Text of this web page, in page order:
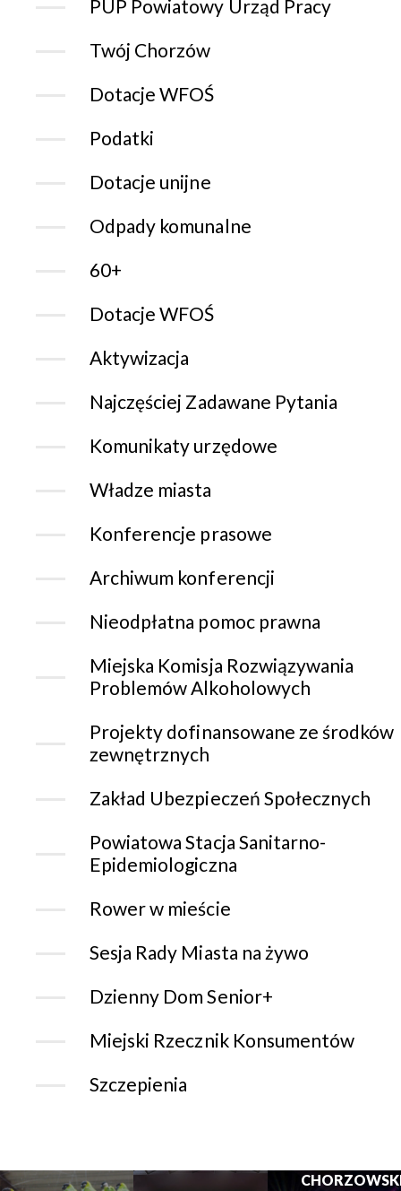
PUP Powiatowy Urząd Pracy
Twój Chorzów
Dotacje WFOŚ
Podatki
Dotacje unijne
Odpady komunalne
60+
Dotacje WFOŚ
Aktywizacja
Najczęściej Zadawane Pytania
Komunikaty urzędowe
Władze miasta
Konferencje prasowe
Archiwum konferencji
Nieodpłatna pomoc prawna
Miejska Komisja Rozwiązywania
Problemów Alkoholowych
Projekty dofinansowane ze środków
zewnętrznych
Zakład Ubezpieczeń Społecznych
Powiatowa Stacja Sanitarno-
Epidemiologiczna
Rower w mieście
Sesja Rady Miasta na żywo
Dzienny Dom Senior+
Miejski Rzecznik Konsumentów
Szczepienia